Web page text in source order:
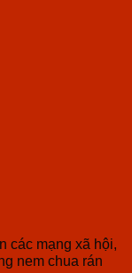
các mạng xã hội,
nem chua rán